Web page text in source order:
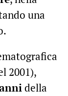
una
2001),
della